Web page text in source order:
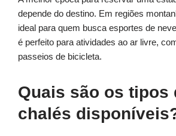
depende do destino. Em regiões
ideal para quem busca esportes de
é perfeito para atividades ao ar livre,
passeios de bicicleta.
Quais são os tipos
chalés